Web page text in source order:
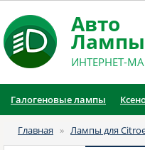
Авто
Лампы
ИНТЕРНЕТ-
Галогеновые лампы
Главная » Лампы для